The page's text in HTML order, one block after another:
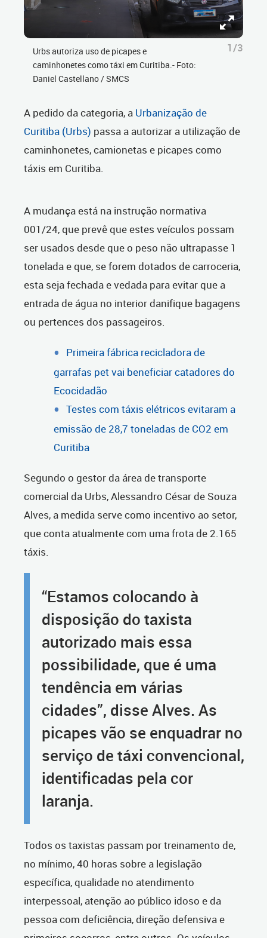
Urbs autoriza uso de picapes e
caminhonetes como táxi em Curitiba.- Foto:
Daniel Castellano / SMCS
1/3
A pedido da categoria, a Urbanização de
Curitiba (Urbs) passa a autorizar a utilização de
caminhonetes, camionetas e picapes como
táxis em Curitiba.
A mudança está na instrução normativa
001/24, que prevê que estes veículos possam
ser usados desde que o peso não ultrapasse 1
tonelada e que, se forem dotados de carroceria,
esta seja fechada e vedada para evitar que a
entrada de água no interior danifique bagagens
ou pertences dos passageiros.
Primeira fábrica recicladora de
garrafas pet vai beneficiar catadores do
Ecocidadão
Testes com táxis elétricos evitaram a
emissão de 28,7 toneladas de CO2 em
Curitiba
Segundo o gestor da área de transporte
comercial da Urbs, Alessandro César de Souza
Alves, a medida serve como incentivo ao setor,
que conta atualmente com uma frota de 2.165
táxis.
“Estamos colocando à
disposição do taxista
autorizado mais essa
possibilidade, que é uma
tendência em várias
cidades”, disse Alves. As
picapes vão se enquadrar no
serviço de táxi convencional,
identificadas pela cor
laranja.
Todos os taxistas passam por treinamento de,
no mínimo, 40 horas sobre a legislação
específica, qualidade no atendimento
interpessoal, atenção ao público idoso e da
pessoa com deficiência, direção defensiva e